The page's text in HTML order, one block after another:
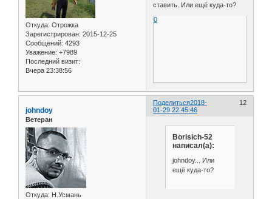
Откуда: Отрожка
Зарегистрирован: 2015-12-25
Сообщений: 4293
Уважение: +7989
Последний визит:
Вчера 23:38:56
ставить. Или ещё куда-то?
0
Поделиться 12
2018-
01-29 22:45:46
johndoy
Ветеран
Откуда: Н.Усмань
Borisich-52
написал(а):
johndoy... Или
ещё куда-то?